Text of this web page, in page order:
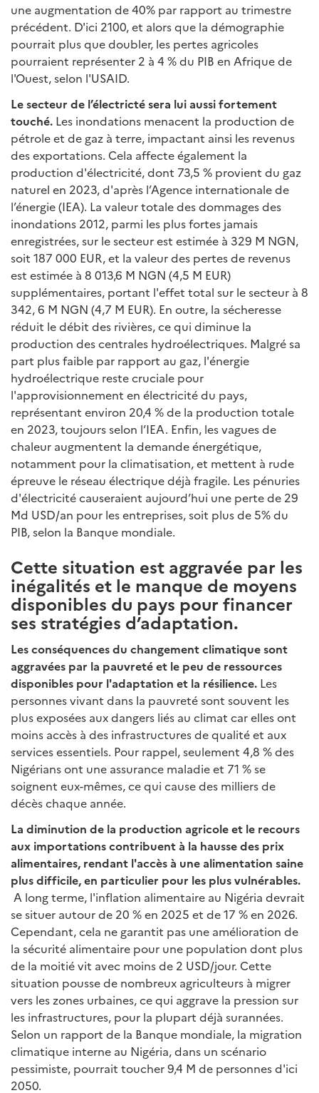
une augmentation de 40% par rapport au trimestre
précédent. D'ici 2100, et alors que la démographie
pourrait plus que doubler, les pertes agricoles
pourraient représenter 2 à 4 % du PIB en Afrique de
l'Ouest, selon l'USAID.
Le secteur de l’électricté sera lui aussi fortement
touché. Les inondations menacent la production de
pétrole et de gaz à terre, impactant ainsi les revenus
des exportations. Cela affecte également la
production d'électricité, dont 73,5 % provient du gaz
naturel en 2023, d'après l’Agence internationale de
l’énergie (IEA). La valeur totale des dommages des
inondations 2012, parmi les plus fortes jamais
enregistrées, sur le secteur est estimée à 329 M NGN,
soit 187 000 EUR, et la valeur des pertes de revenus
est estimée à 8 013,6 M NGN (4,5 M EUR)
supplémentaires, portant l'effet total sur le secteur à 8
342, 6 M NGN (4,7 M EUR). En outre, la sécheresse
réduit le débit des rivières, ce qui diminue la
production des centrales hydroélectriques. Malgré sa
part plus faible par rapport au gaz, l'énergie
hydroélectrique reste cruciale pour
l'approvisionnement en électricité du pays,
représentant environ 20,4 % de la production totale
en 2023, toujours selon l’IEA. Enfin, les vagues de
chaleur augmentent la demande énergétique,
notamment pour la climatisation, et mettent à rude
épreuve le réseau électrique déjà fragile. Les pénuries
d'électricité causeraient aujourd’hui une perte de 29
Md USD/an pour les entreprises, soit plus de 5% du
PIB, selon la Banque mondiale.
Cette situation est aggravée par les
inégalités et le manque de moyens
disponibles du pays pour financer
ses stratégies d’adaptation.
Les conséquences du changement climatique sont
aggravées par la pauvreté et le peu de ressources
disponibles pour l'adaptation et la résilience. Les
personnes vivant dans la pauvreté sont souvent les
plus exposées aux dangers liés au climat car elles ont
moins accès à des infrastructures de qualité et aux
services essentiels. Pour rappel, seulement 4,8 % des
Nigérians ont une assurance maladie et 71 % se
soignent eux-mêmes, ce qui cause des milliers de
décès chaque année.
La diminution de la production agricole et le recours
aux importations contribuent à la hausse des prix
alimentaires, rendant l'accès à une alimentation saine
plus difficile, en particulier pour les plus vulnérables.
A long terme, l'inflation alimentaire au Nigéria devrait
se situer autour de 20 % en 2025 et de 17 % en 2026.
Cependant, cela ne garantit pas une amélioration de
la sécurité alimentaire pour une population dont plus
de la moitié vit avec moins de 2 USD/jour. Cette
situation pousse de nombreux agriculteurs à migrer
vers les zones urbaines, ce qui aggrave la pression sur
les infrastructures, pour la plupart déjà surannées.
Selon un rapport de la Banque mondiale, la migration
climatique interne au Nigéria, dans un scénario
pessimiste, pourrait toucher 9,4 M de personnes d'ici
2050.